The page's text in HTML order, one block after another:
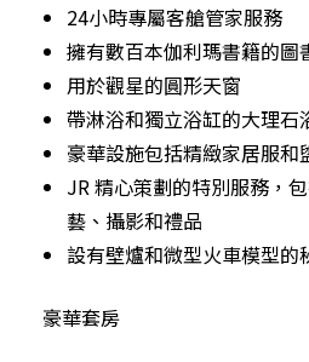
24小時專屬客艙管家服務
擁有數百本伽利瑪書籍的圖
用於觀星的圓形天窗
帶淋浴和獨立浴缸的大理石
豪華設施包括精緻家居服和
JR 精心策劃的特別服務，
藝、攝影和禮品
設有壁爐和微型火車模型的
豪華套房